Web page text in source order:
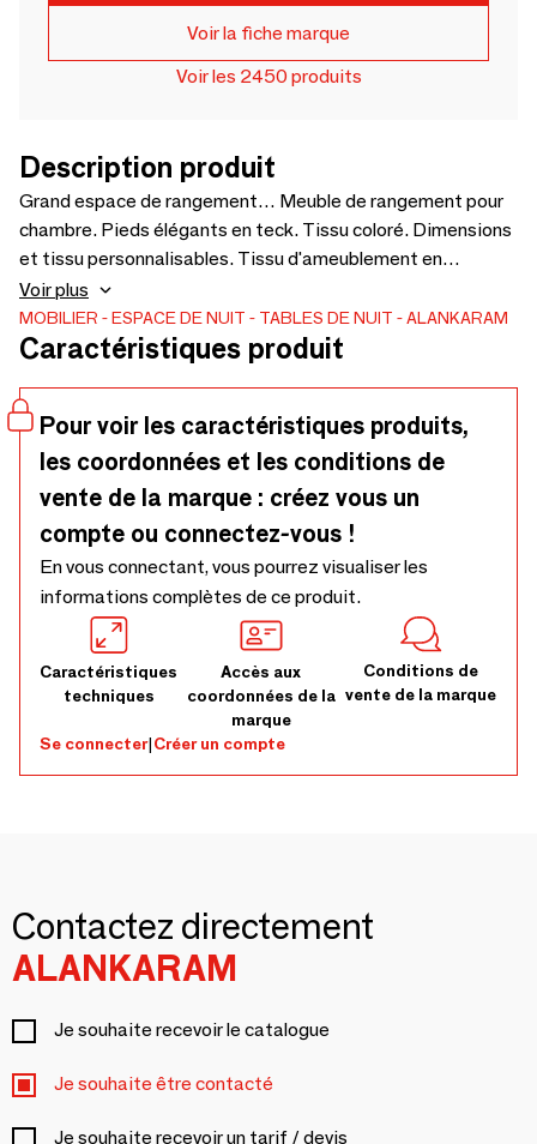
Voir la fiche marque
Voir les 2450 produits
Description produit
Grand espace de rangement… Meuble de rangement pour
chambre. Pieds élégants en teck. Tissu coloré. Dimensions
et tissu personnalisables. Tissu d'ameublement en
supplément selon le choix : 1375 x 535 x 465 cm.
Voir plus
MOBILIER ESPACE DE NUIT TABLES DE NUIT ALANKARAM
Caractéristiques produit
Pour voir les caractéristiques produits,
les coordonnées et les conditions de
vente de la marque : créez vous un
compte ou connectez-vous !
En vous connectant, vous pourrez visualiser les
informations complètes de ce produit.
Caractéristiques
techniques
Accès aux
coordonnées de la
marque
Conditions de
vente de la marque
Se connecter|Créer un compte
Contactez directement
ALANKARAM
Je souhaite recevoir le catalogue
Je souhaite être contacté
Je souhaite recevoir un tarif / devis